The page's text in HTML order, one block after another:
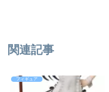
関連記事
フィギュア